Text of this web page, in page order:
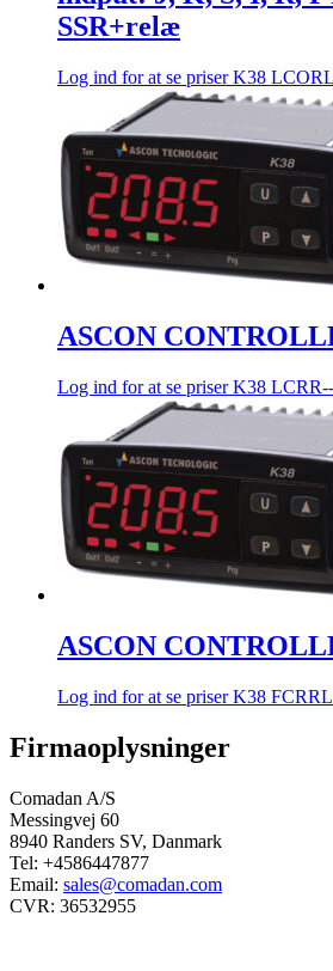
SSR+relæ
Log ind for at se priserK38 LCOR
ASCON
Log ind for at se priserK38
ASCON
Log ind for at se priserK38 FCRR
Firmaoplysninger
Comadan A/S
Messingvej 60
8940 Randers SV, Danmark
Tel: +4586447877
Email: sales@comadan.com
CVR: 36532955